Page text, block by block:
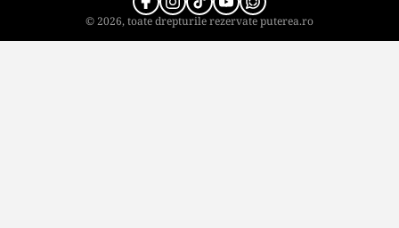
© 2026, toate drepturile rezervate puterea.ro